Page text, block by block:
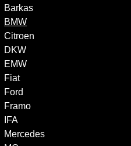
Barkas
BMW
Citroen
DKW
EMW
Fiat
Ford
Framo
IFA
Mercedes